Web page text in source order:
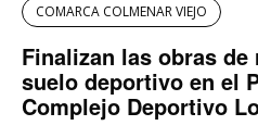
COMARCA COLMENAR VIEJO
Finalizan las obras
suelo deportivo en el
Complejo Deportivo